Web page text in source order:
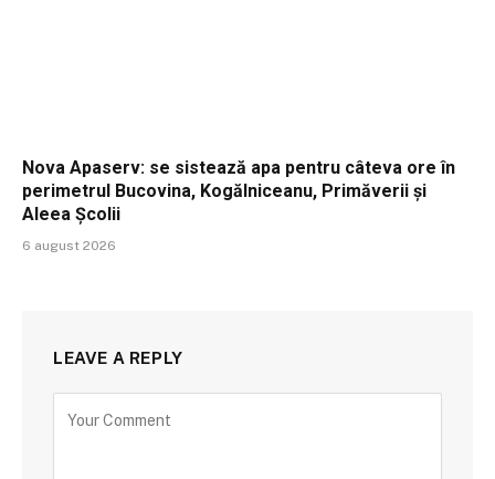
Nova Apaserv: se sistează apa pentru câteva ore în
perimetrul Bucovina, Kogălniceanu, Primăverii și
Aleea Școlii
6 august 2026
LEAVE A REPLY